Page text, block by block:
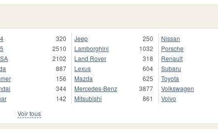
320
2510
2102
887
156
344
142
Jeep
250
Lamborghini
1032
Land Rover
318
Lexus
604
Mazda
625
Mercedes-Benz
3877
Mitsubishi
861
Nissan
Porsche
Renault
Subaru
Toyota
Volkswagen
Volvo
Voir tous